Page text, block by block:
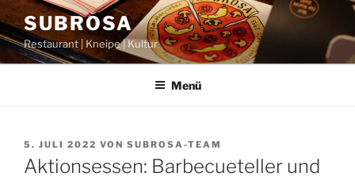
Zum
Inhalt
springen
SUBROSA
Restaurant | Kneipe | Kultur
Menü
VERÖFFENTLICHT
AM
5. JULI 2022 VON SUBROSA-TEAM
Aktionsessen: Barbecueteller und